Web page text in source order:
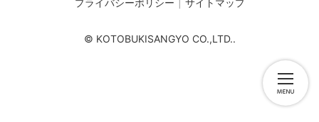
プライバシーポリシー サイトマップ
© KOTOBUKISANGYO CO.,LTD..